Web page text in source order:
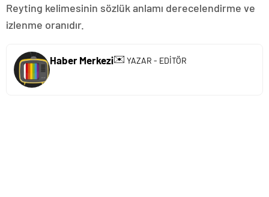
Reyting kelimesinin sözlük anlamı derecelendirme ve
izlenme oranıdır.
Haber Merkezi✉️ YAZAR - EDİTÖR